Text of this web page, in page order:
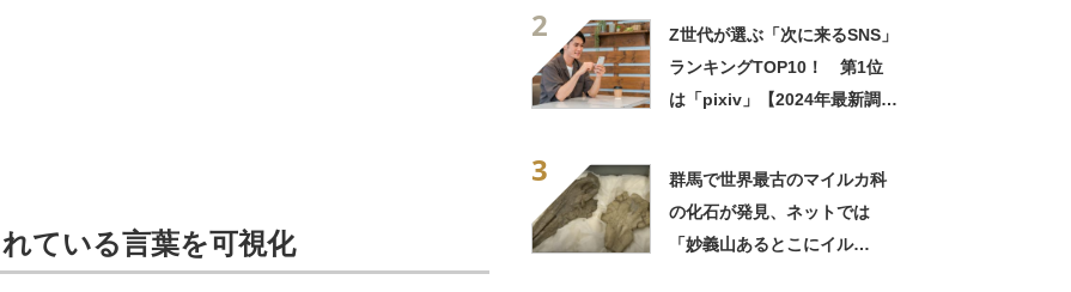
ている言葉を可視化
2
Z世代が選ぶ「次に来るSNS」
ランキングTOP10！ 第1位
は「pixiv」【2024年最新調査
3
群馬で世界最古のマイルカ科
の化石が発見、ネットでは
「妙義山あるとこにイル